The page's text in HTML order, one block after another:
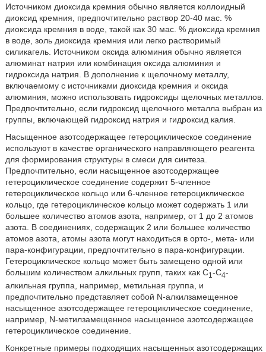
Источником диоксида кремния обычно является коллоидный
диоксид кремния, предпочтительно раствор 20-40 мас. %
диоксида кремния в воде, такой как 30 мас. % диоксида кремния
в воде, золь диоксида кремния или легко растворимый
силикагель. Источником оксида алюминия обычно является
алюминат натрия или комбинация оксида алюминия и
гидроксида натрия. В дополнение к щелочному металлу,
включаемому с источниками диоксида кремния и оксида
алюминия, можно использовать гидроксиды щелочных металлов.
Предпочтительно, если гидроксид щелочного металла выбран из
группы, включающей гидроксид натрия и гидроксид калия.
Насыщенное азотсодержащее гетероциклическое соединение
используют в качестве органического направляющего реагента
для формирования структуры в смеси для синтеза.
Предпочтительно, если насыщенное азотсодержащее
гетероциклическое соединение содержит 5-членное
гетероциклическое кольцо или 6-членное гетероциклическое
кольцо, где гетероциклическое кольцо может содержать 1 или
большее количество атомов азота, например, от 1 до 2 атомов
азота. В соединениях, содержащих 2 или большее количество
атомов азота, атомы азота могут находиться в орто-, мета- или
пара-конфигурации, предпочтительно в пара-конфигурации.
Гетероциклическое кольцо может быть замещено одной или
большим количеством алкильных групп, таких как С1 -С4-
алкильная группа, например, метильная группа, и
предпочтительно представляет собой N-алкилзамещенное
насыщенное азотсодержащее гетероциклическое соединение,
например, N-метилзамещенное насыщенное азотсодержащее
гетероциклическое соединение.
Конкретные примеры подходящих насыщенных азотсодержащих